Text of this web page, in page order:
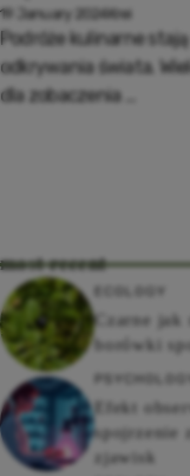
19 January 2024Krei
Podróże kulinarne
odkrywania świata.
dla zobaczenia ...
most recent
Czarne jak
borówki
Efekt
spojrzenie
zjawisk